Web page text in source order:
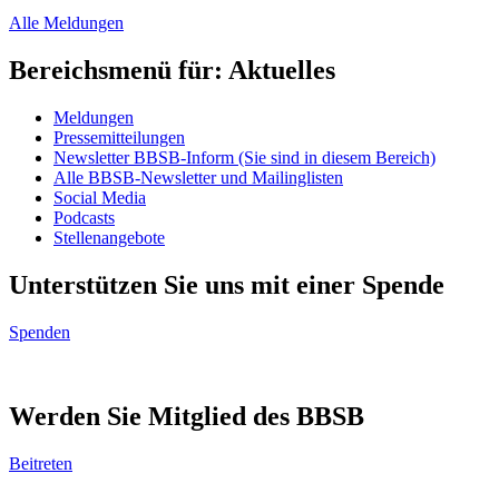
Alle Meldungen
Bereichsmenü für: Aktuelles
Meldungen
Pressemitteilungen
Newsletter BBSB-Inform (Sie sind in diesem Bereich)
Alle BBSB-Newsletter und Mailinglisten
Social Media
Podcasts
Stellenangebote
Unterstützen Sie uns mit einer Spende
Spenden
Werden Sie Mitglied des BBSB
Beitreten